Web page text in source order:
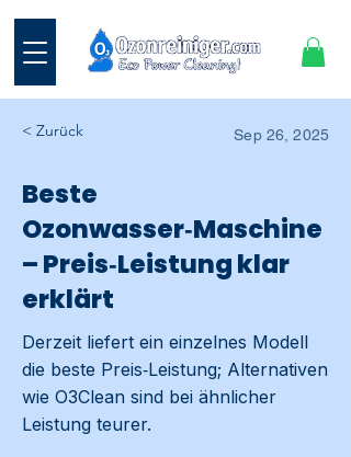
< Zurück Sep 26, 2025
Beste
Ozonwasser‑Maschine
– Preis‑Leistung klar
erklärt
Derzeit liefert ein einzelnes Modell
die beste Preis‑Leistung; Alternativen
wie O3Clean sind bei ähnlicher
Leistung teurer.